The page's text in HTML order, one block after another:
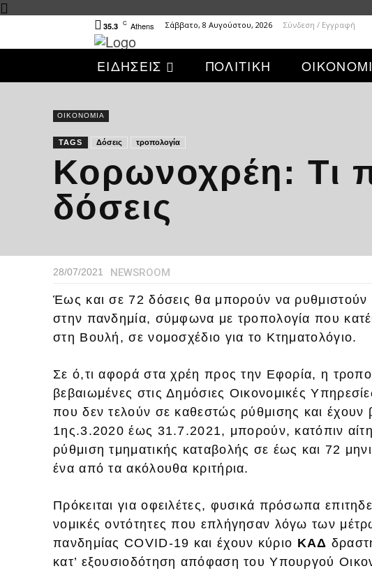
35.3 C Athens Σάββατο, 8 Αυγούστου, 2026 Σύνδεση / Εγγραφή
ΕΙΔΗΣΕΙΣ ΠΟΛΙΤΙΚΗ
ΟΙΚΟΝΟΜΙΑ
TAGS Δόσεις τροπολογία
Κορωνοχρέη: Τι
δόσεις
28/07/2021 NEWSROOM
Έως και σε 72 δόσεις θα μπορούν να
στην πανδημία, σύμφωνα με τροπολογία που
στη Βουλή, σε νομοσχέδιο για το Κτηματολόγιο.
Σε ό,τι αφορά στα χρέη προς την Εφορία, η
βεβαιωμένες στις Δημόσιες Οικονομικές
που δεν τελούν σε καθεστώς ρύθμισης και έχουν
1ης.3.2020 έως 31.7.2021, μπορούν, κατόπιν
ρύθμιση τμηματικής καταβολής σε έως και 72
ένα από τα ακόλουθα κριτήρια.
Πρόκειται για οφειλέτες, φυσικά πρόσωπα
νομικές οντότητες που επλήγησαν λόγω των
πανδημίας COVID-19 και έχουν κύριο ΚΑΔ
κατ’ εξουσιοδότηση απόφαση του Υπουργού